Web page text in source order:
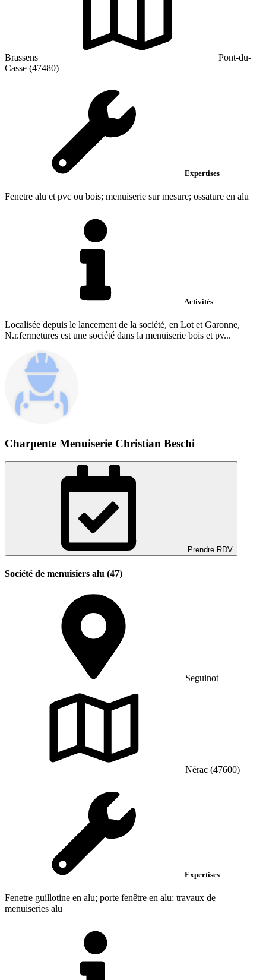
Brassens
Pont-du-
Casse (47480)
Expertises
Fenetre alu et pvc ou bois; menuiserie sur mesure; ossature en alu
Activités
Localisée depuis le lancement de la société, en Lot et Garonne,
N.r.fermetures est une société dans la menuiserie bois et pv...
Charpente Menuiserie Christian Beschi
Prendre RDV
Société de menuisiers alu (47)
Seguinot
Nérac (47600)
Expertises
Fenetre guillotine en alu; porte fenêtre en alu; travaux de
menuiseries alu